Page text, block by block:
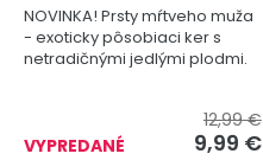
NOVINKA! Prsty mŕtveho muža
- exoticky pôsobiaci ker s
netradičnými jedlými plodmi.
VYPREDANÉ
12,99 €
9,99 €